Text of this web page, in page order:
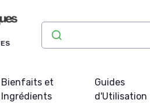
Bienfaits et
Ingrédients
Guides
d'Utilisation